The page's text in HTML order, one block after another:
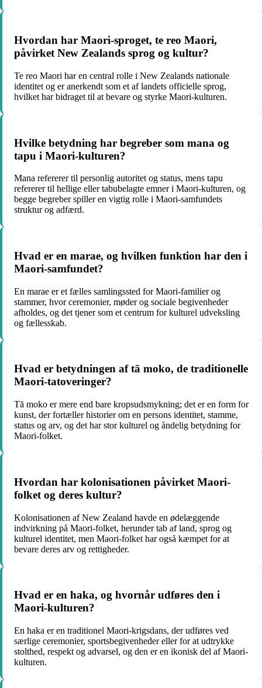
Hvordan har Maori-sproget, te reo Maori,
påvirket New Zealands sprog og kultur?
Te reo Maori har en central rolle i New Zealands nationale
identitet og er anerkendt som et af landets officielle sprog,
hvilket har bidraget til at bevare og styrke Maori-kulturen.
Hvilke betydning har begreber som mana og
tapu i Maori-kulturen?
Mana refererer til personlig autoritet og status, mens tapu
refererer til hellige eller tabubelagte emner i Maori-kulturen, og
begge begreber spiller en vigtig rolle i Maori-samfundets
struktur og adfærd.
Hvad er en marae, og hvilken funktion har den i
Maori-samfundet?
En marae er et fælles samlingssted for Maori-familier og
stammer, hvor ceremonier, møder og sociale begivenheder
afholdes, og det tjener som et centrum for kulturel udveksling
og fællesskab.
Hvad er betydningen af tā moko, de traditionelle
Maori-tatoveringer?
Tā moko er mere end bare kropsudsmykning; det er en form for
kunst, der fortæller historier om en persons identitet, stamme,
status og arv, og det har stor kulturel og åndelig betydning for
Maori-folket.
Hvordan har kolonisationen påvirket Maori-
folket og deres kultur?
Kolonisationen af New Zealand havde en ødelæggende
indvirkning på Maori-folket, herunder tab af land, sprog og
kulturel identitet, men Maori-folket har også kæmpet for at
bevare deres arv og rettigheder.
Hvad er en haka, og hvornår udføres den i
Maori-kulturen?
En haka er en traditionel Maori-krigsdans, der udføres ved
særlige ceremonier, sportsbegivenheder eller for at udtrykke
stolthed, respekt og advarsel, og den er en ikonisk del af Maori-
kulturen.